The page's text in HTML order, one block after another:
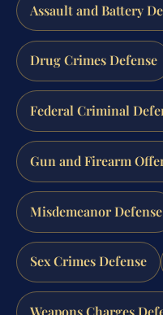
Assault and Battery
Drug Crimes Defense
Federal Criminal
Gun and Firearm
Misdemeanor Defense
Sex Crimes Defense
Weapons Charges